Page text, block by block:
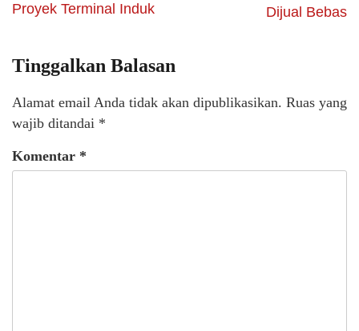
Proyek Terminal Induk
Dijual Bebas
Tinggalkan Balasan
Alamat email Anda tidak akan dipublikasikan. Ruas yang
wajib ditandai *
Komentar *